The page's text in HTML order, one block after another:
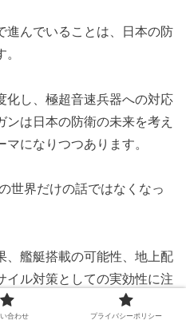
進んでいることは、日本の防
化し、極超音速兵器への対応
は日本の防衛の未来を考え
になりつつあります。
世界だけの話ではなくなっ
、艦艇搭載の可能性、地上配
イル対策としての実効性に注
合わせ プライバシーポリシー